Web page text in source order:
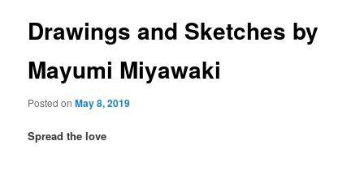
content
Drawings and Sketches by
Mayumi Miyawaki
Posted onMay 8, 2019
Spread the love